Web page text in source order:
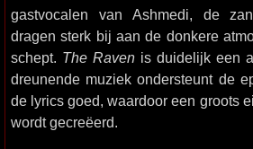
gastvocalen van Ashmedi, de
dragen sterk bij aan de donkere
schept. The Raven is duidelijk een
dreunende muziek ondersteunt de
de lyrics goed, waardoor een groots
wordt gecreëerd.